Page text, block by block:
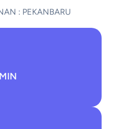
: PEKANBARU